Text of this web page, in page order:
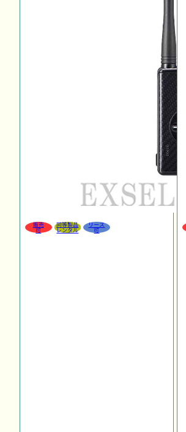
販売
可
同等製品
レンタル
リース
可